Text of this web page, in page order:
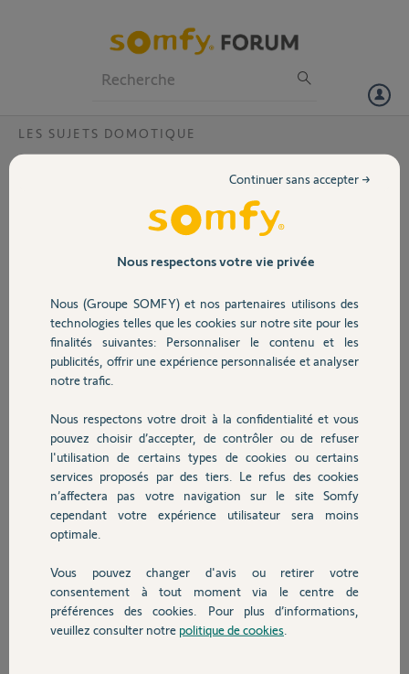
Volet
Sécurité
Domotique
Chauffage
Autres produits
Devis avec un pro
Contact
LES SUJETS DOMOTIQUE
Box tahoma et application mobile
Je ne possède pas encore d'appareils domotique Somfy mais je vais
de la box tahoma car j'ai cru comprendre que l'ensemble des appareils
Oubien dois-je absolument avoir la box tahoma pour utiliser
l'application ?
Si quelqu'un peut m'expliquer les interets de la box..
José S.
il y a environ 6 ans
Participer au fil de discussion
Bonjour José,
OUI, la box TaHoma est indispensable pour utiliser l'application :
Nous respectons votre vie privée
Nous (Groupe SOMFY) et nos partenaires utilisons des
technologies telles que les cookies sur notre site pour les
finalités suivantes: Personnaliser le contenu et les
publicités, offrir une expérience personnalisée et analyser
notre trafic.
Nous respectons votre droit à la confidentialité et vous
pouvez choisir d’accepter, de contrôler ou de refuser
l'utilisation de certains types de cookies ou certains
services proposés par des tiers. Le refus des cookies
n’affectera pas votre navigation sur le site Somfy
cependant votre expérience utilisateur sera moins
optimale.
Vous pouvez changer d'avis ou retirer votre
consentement à tout moment via le centre de
préférences des cookies. Pour plus d’informations,
veuillez consulter notre politique de cookies
Continuer sans accepter →